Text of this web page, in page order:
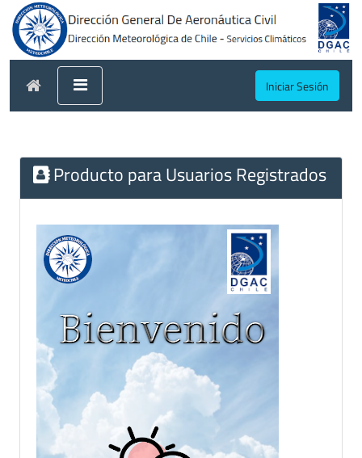
Iniciar Sesión
Producto para Usuarios Registrados